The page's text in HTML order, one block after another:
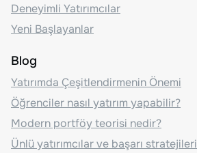
Deneyimli Yatırımcılar
Yeni Başlayanlar
Blog
Yatırımda Çeşitlendirmenin Önemi
Öğrenciler nasıl yatırım yapabilir?
Modern portföy teorisi nedir?
Ünlü yatırımcılar ve başarı stratejileri